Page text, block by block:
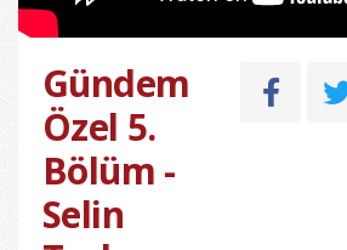
Gündem
Özel 5.
Bölüm -
Selin